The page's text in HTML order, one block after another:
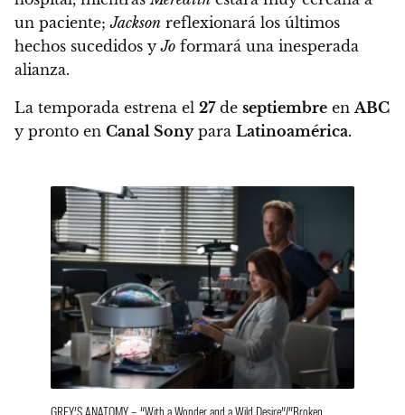
un paciente; Jackson reflexionará los últimos
hechos sucedidos yJo formará una inesperada
alianza.
La temporada estrena el 27de septiembre en ABC
y pronto en Canal Sonypara Latinoamérica.
GREY’S ANATOMY – “With a Wonder and a Wild Desire”/”Broken